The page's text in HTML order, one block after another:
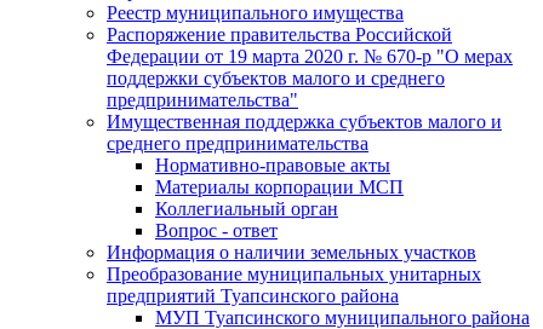
Реестр муниципального имущества
Распоряжение правительства Российской
Федерации от 19 марта 2020 г. № 670-р "О мерах
поддержки субъектов малого и среднего
предпринимательства"
Имущественная поддержка субъектов малого и
среднего предпринимательства
Нормативно-правовые акты
Материалы корпорации МСП
Коллегиальный орган
Вопрос - ответ
Информация о наличии земельных участков
Преобразование муниципальных унитарных
предприятий Туапсинского района
МУП Туапсинского муниципального района